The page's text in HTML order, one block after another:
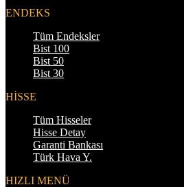
ENDEKS
Tüm Endeksler
Bist 100
Bist 50
Bist 30
HİSSE
Tüm Hisseler
Hisse Detay
Garanti Bankası
Türk Hava Y.
HIZLI MENÜ